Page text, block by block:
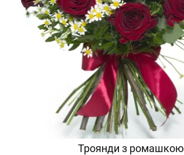
Троянди з ромашкою